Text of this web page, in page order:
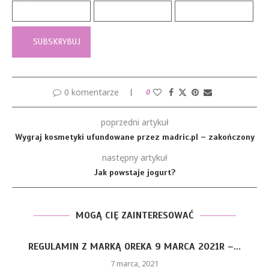
0 komentarze 0
poprzedni artykuł
Wygraj kosmetyki ufundowane przez madric.pl – zakończony
następny artykuł
Jak powstaje jogurt?
MOGĄ CIĘ ZAINTERESOWAĆ
Z MARKĄ OREKA 9 MARCA 2021R –...
7 marca, 2021